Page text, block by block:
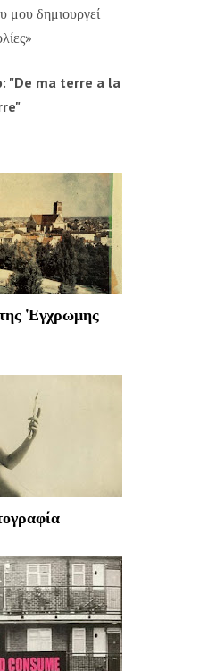
μου δημιουργεί
"De ma terre a la
'Εγχρωμης